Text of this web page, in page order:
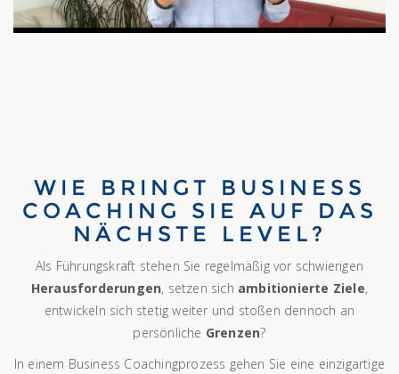
WIE BRINGT BUSINESS
COACHING SIE AUF DAS
NÄCHSTE LEVEL?
Als Führungskraft stehen Sie regelmäßig vor schwierigen
Herausforderungen, setzen sich ambitionierte Ziele,
entwickeln sich stetig weiter und stoßen dennoch an
persönliche Grenzen?
In einem Business Coachingprozess gehen Sie eine einzigartige